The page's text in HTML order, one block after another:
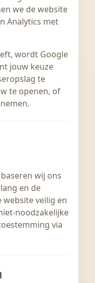
we de website
Analytics met
wordt Google
jouw keuze
te
te openen, of
wij ons
en de
veilig en
noodzakelijke
via